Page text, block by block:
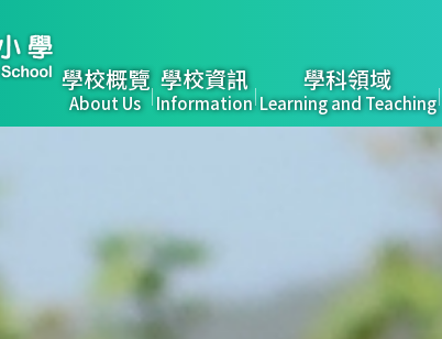
Main
navigation
學校概覽
About Us
學校資訊
Information
學科領域
Learning and Teaching